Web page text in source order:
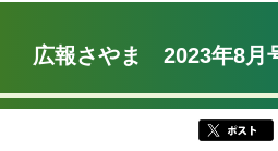
か
広報さやま 2023年8月